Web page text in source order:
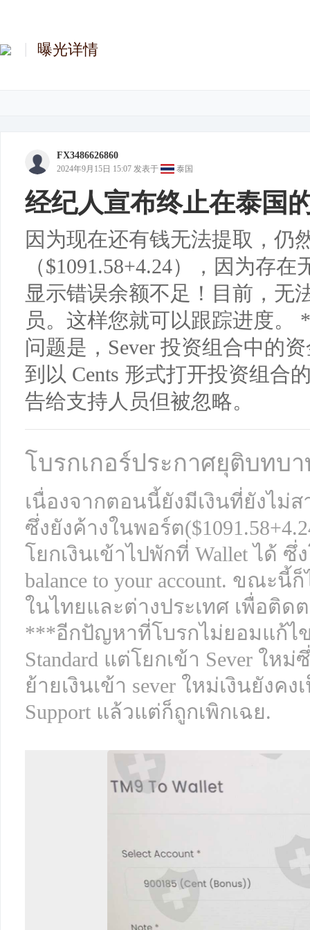
曝光详情
FX3486626860
2024年9月15日 15:07 发表于 泰国
经纪人宣布终止在泰国
因为现在还有钱无法提取，仍
（$1091.58+4.24），因为存
显示错误余额不足！目前，无
员。这样您就可以跟踪进度
问题是，Sever 投资组合中的
到以 Cents 形式打开投资组合
告给支持人员但被忽略。
โบรกเกอร์ประกาศยุติบทบ
เนื่องจากตอนนี้ยังมีเงินที่ยังไม่
ซึ่งยังค้างในพอร์ต
โยกเงินเข้าไปพักที่ Wallet ได้ ซึ่
balance to your account. ขณะ
ในไทยและต่างประเทศ เพื่อติ
***อีกปัญหาที่โบรกไม่ยอมแก้ไข
Standard แต่โยกเข้า Sever ให
ย้ายเงินเข้า sever ใหม่เงินยังค
Support แล้วแต่ก็ถูกเพิกเฉย.